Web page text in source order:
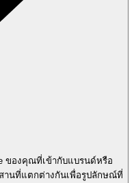
ของคุณที่เข้ากับแบรนด์หรือ
านที่แตกต่างกันเพื่อรูปลักษณ์ที่